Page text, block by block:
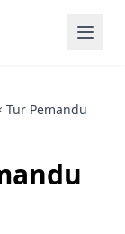
Tur Pemandu